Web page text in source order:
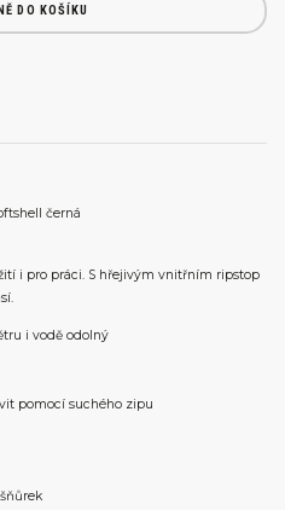
DO KOŠÍKU
černá
i pro práci. S hřejivým vnitřním ripstop
i vodě odolný
pomocí suchého zipu